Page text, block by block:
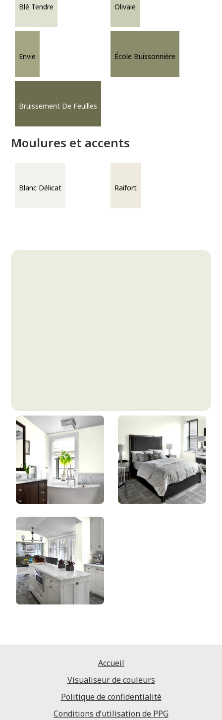
Blé Tendre Olivaie
Envie École Buissonnière
Bruissement De Feuilles
Moulures et accents
Blanc Délicat Raifort
Jeunesse Éternelle
DLX1123-1
Accueil
Visualiseur de couleurs
Politique de confidentialité
Conditions d’utilisation de PPG